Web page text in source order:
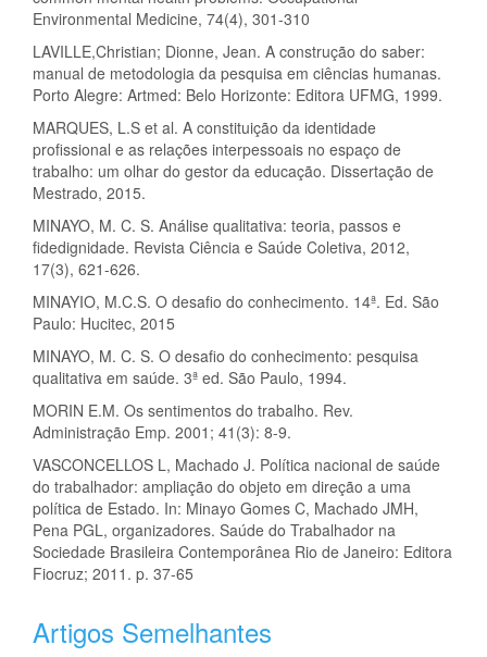
Environmental Medicine, 74(4), 301-310
LAVILLE,Christian; Dionne, Jean. A construção do saber:
manual de metodologia da pesquisa em ciências humanas.
Porto Alegre: Artmed: Belo Horizonte: Editora UFMG, 1999.
MARQUES, L.S et al. A constituição da identidade
profissional e as relações interpessoais no espaço de
trabalho: um olhar do gestor da educação. Dissertação de
Mestrado, 2015.
MINAYO, M. C. S. Análise qualitativa: teoria, passos e
fidedignidade. Revista Ciência e Saúde Coletiva, 2012,
17(3), 621-626.
MINAYIO, M.C.S. O desafio do conhecimento. 14ª. Ed. São
Paulo: Hucitec, 2015
MINAYO, M. C. S. O desafio do conhecimento: pesquisa
qualitativa em saúde. 3ª ed. São Paulo, 1994.
MORIN E.M. Os sentimentos do trabalho. Rev.
Administração Emp. 2001; 41(3): 8-9.
VASCONCELLOS L, Machado J. Política nacional de saúde
do trabalhador: ampliação do objeto em direção a uma
política de Estado. In: Minayo Gomes C, Machado JMH,
Pena PGL, organizadores. Saúde do Trabalhador na
Sociedade Brasileira Contemporânea Rio de Janeiro: Editora
Fiocruz; 2011. p. 37-65
Artigos Semelhantes